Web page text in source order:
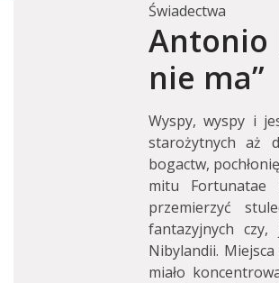
Świadectwa
Antonio
nie ma”
Wyspy, wyspy i
starożytnych aż
bogactw,
mitu Fortunatae
przemierzyć
fantazyjnych
Nibylandii.
miało